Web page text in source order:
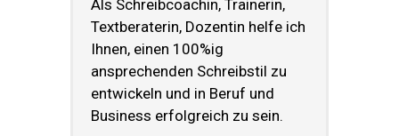
Als Schreibcoachin, Trainerin,
Textberaterin, Dozentin helfe ich
Ihnen, einen 100%ig
ansprechenden Schreibstil zu
entwickeln und in Beruf und
Business erfolgreich zu sein.